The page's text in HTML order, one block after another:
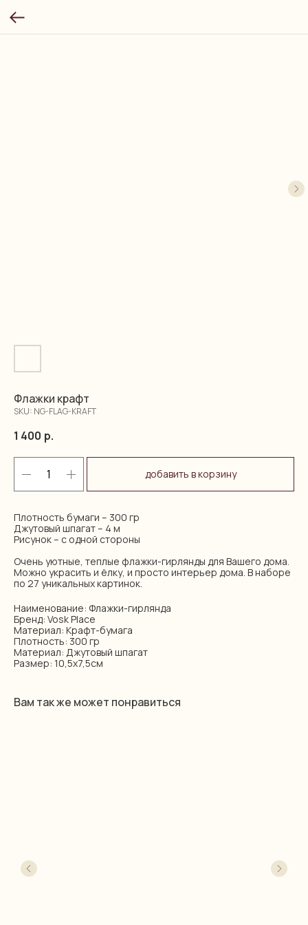
Флажки крафт
SKU: NG-FLAG-KRAFT
1 400 р.
добавить в корзину
Плотность бумаги – 300 гр
Джутовый шпагат – 4 м
Рисунок – с одной стороны
Очень уютные, теплые флажки-гирлянды для Вашего дома.
Можно украсить и ёлку, и просто интерьер дома. В наборе
по 27 уникальных картинок.
Наименование: Флажки-гирлянда
Бренд: Vosk Place
Материал: Крафт-бумага
Плотность: 300 гр
Материал: Джутовый шпагат
Размер: 10,5х7,5см
Вам так же может понравиться